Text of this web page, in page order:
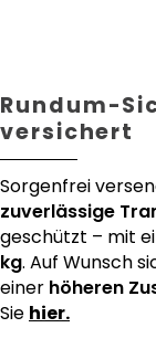
Rundum-
versichert
Sorgenfrei
zuverlässige
geschützt – mit
kg. Auf Wunsch
einer höheren
Sie hier.